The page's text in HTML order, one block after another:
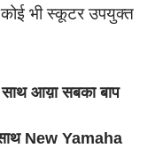
भी स्कूटर उपयुक्त
आय़ा सबका बाप
New Yamaha